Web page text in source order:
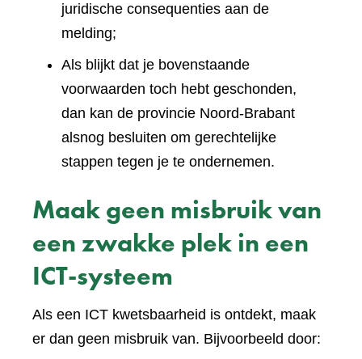
juridische consequenties aan de
melding;
Als blijkt dat je bovenstaande
voorwaarden toch hebt geschonden,
dan kan de provincie Noord-Brabant
alsnog besluiten om gerechtelijke
stappen tegen je te ondernemen.
Maak geen misbruik van
een zwakke plek in een
ICT-systeem
Als een ICT kwetsbaarheid is ontdekt, maak
er dan geen misbruik van. Bijvoorbeeld door: